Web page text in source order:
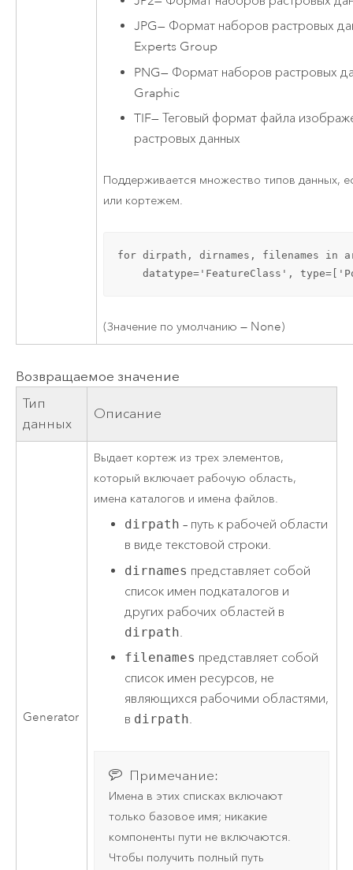
JPG— Формат наборов растровых
Experts Group
PNG— Формат наборов растровых
Graphic
TIF— Теговый формат файла
растровых данных
Поддерживается множество типов данных,
или кортежем.
for dirpath, dirnames, filenames in
datatype='FeatureClass',
(Значение по умолчанию — None)
Возвращаемое значение
Тип
данных
Описание
Generator
Выдает кортеж из трех элементов,
который включает рабочую область,
имена каталогов и имена файлов.
dirpath – путь к рабочей области
в виде текстовой строки.
dirnames представляет собой
список имен подкаталогов и
других рабочих областей в
dirpath.
filenames представляет собой
список имен ресурсов, не
являющихся рабочими областями,
в dirpath.
Примечание:
Имена в этих списках включают
только базовое имя; никакие
компоненты пути не включаются.
Чтобы получить полный путь